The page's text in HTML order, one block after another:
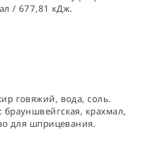
/ 677,81 кДж.
говяжий, вода, соль.
крахмал,
для шприцевания.